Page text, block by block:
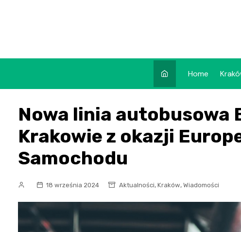
Home
Nowa linia autobusowa
Krakowie z okazji
Samochodu
18 września 2024 Aktualności, Kraków, Wiadomości